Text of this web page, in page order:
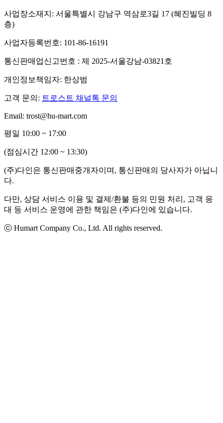
사업장소재지: 서울특별시 강남구 역삼로3길 17 (혜진빌딩 8
층)
사업자등록번호: 101-86-16191
통신판매업신고번호 : 제 2025-서울강남-03821호
개인정보책임자: 한상범
고객 문의: 트로스트 채널톡 문의
Email: trost@hu-mart.com
평일 10:00 ~ 17:00
(점심시간 12:00 ~ 13:30)
(주)다인은 통신판매중개자이며, 통신판매의 당사자가 아닙니
다.
다만, 상담 서비스 이용 및 결제/환불 등의 민원 처리, 고객 응
대 등 서비스 운영에 관한 책임은 (주)다인에 있습니다.
ⓒ Humart Company Co., Ltd. All rights reserved.